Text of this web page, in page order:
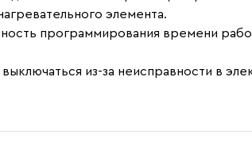
элемента.
программирования времени
из-за неисправности в